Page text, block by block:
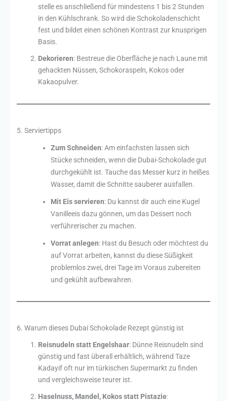
stelle es anschließend für mindestens 1 bis 2 Stunden
in den Kühlschrank. So wird die Schokoladenschicht
fest und bildet einen schönen Kontrast zur knusprigen
Basis.
Dekorieren: Bestreue die Oberfläche je nach Laune mit
gehackten Nüssen, Schokoraspeln, Kokos oder
Kakaopulver.
5. Serviertipps
Zum Schneiden: Am einfachsten lassen sich
Stücke schneiden, wenn die Dubai-Schokolade gut
durchgekühlt ist. Tauche das Messer kurz in heißes
Wasser, damit die Schnitte sauberer ausfallen.
Mit Eis servieren: Du kannst dir auch eine Kugel
Vanilleeis dazu gönnen, um das Dessert noch
verführerischer zu machen.
Vorrat anlegen: Hast du Besuch oder möchtest du
auf Vorrat arbeiten, kannst du diese Süßigkeit
problemlos zwei, drei Tage im Voraus zubereiten
und gekühlt aufbewahren.
6. Warum dieses Dubai Schokolade Rezept günstig ist
Reisnudeln statt Engelshaar: Dünne Reisnudeln sind
günstig und fast überall erhältlich, während Taze
Kadayif oft nur im türkischen Supermarkt zu finden
und vergleichsweise teurer ist.
Haselnuss, Mandel, Kokos statt Pistazie: